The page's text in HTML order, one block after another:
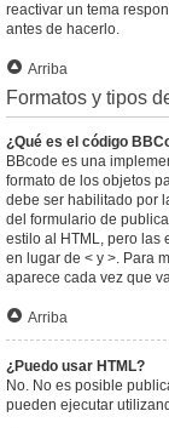
reactivar un tema
antes de hacerlo.
Arriba
Formatos y tipos
¿Qué es el código
BBcode es una
formato de los objetos
debe ser habilitado por
del formulario de
estilo al HTML, pero las
en lugar de < y >. Para
aparece cada vez que
Arriba
¿Puedo usar HTML?
No. No es posible
pueden ejecutar